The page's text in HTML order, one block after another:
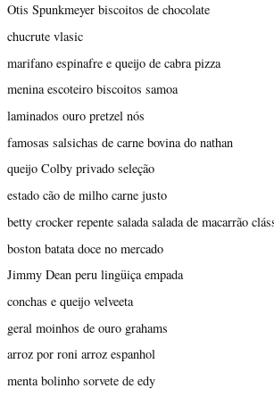
Otis Spunkmeyer biscoitos de chocolate
chucrute vlasic
marifano espinafre e queijo de cabra pizza
menina escoteiro biscoitos samoa
laminados ouro pretzel nós
famosas salsichas de carne bovina do nathan
queijo Colby privado seleção
estado cão de milho carne justo
betty crocker repente salada salada de macarrão
boston batata doce no mercado
Jimmy Dean peru lingüiça empada
conchas e queijo velveeta
geral moinhos de ouro grahams
arroz por roni arroz espanhol
menta bolinho sorvete de edy